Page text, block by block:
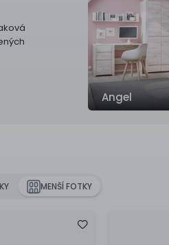
Angel
MENŠÍ FOTKY